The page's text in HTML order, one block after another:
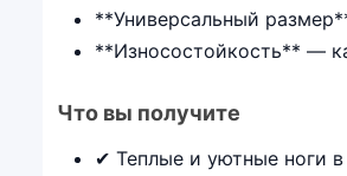
**Универсальный
**Износостойкость** —
Что вы получите
✔ Теплые и уютные ноги